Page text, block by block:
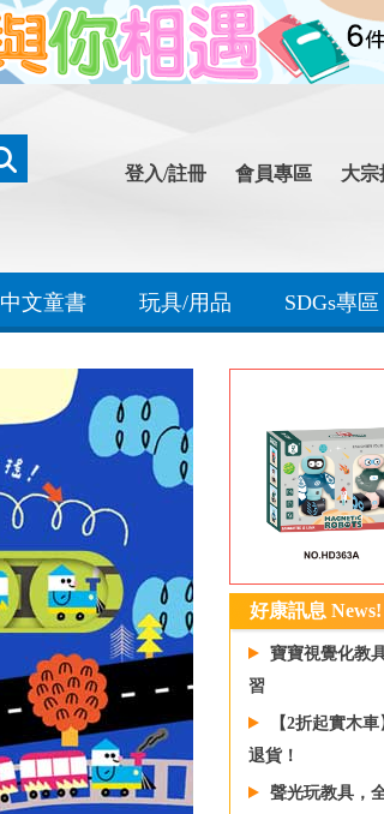
登入/註冊 會員專區 大宗
中文童書 玩具/用品 SDGs專區
好康訊息 News!
寶寶視覺化教
習
【2折起實木
退貨！
聲光玩教具，